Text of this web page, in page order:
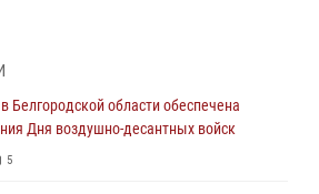
увековечили в новой музейной
музея‑диорамы «Курская битва.
Белгородской области обеспечена
Дня воздушно-десантных войск
5